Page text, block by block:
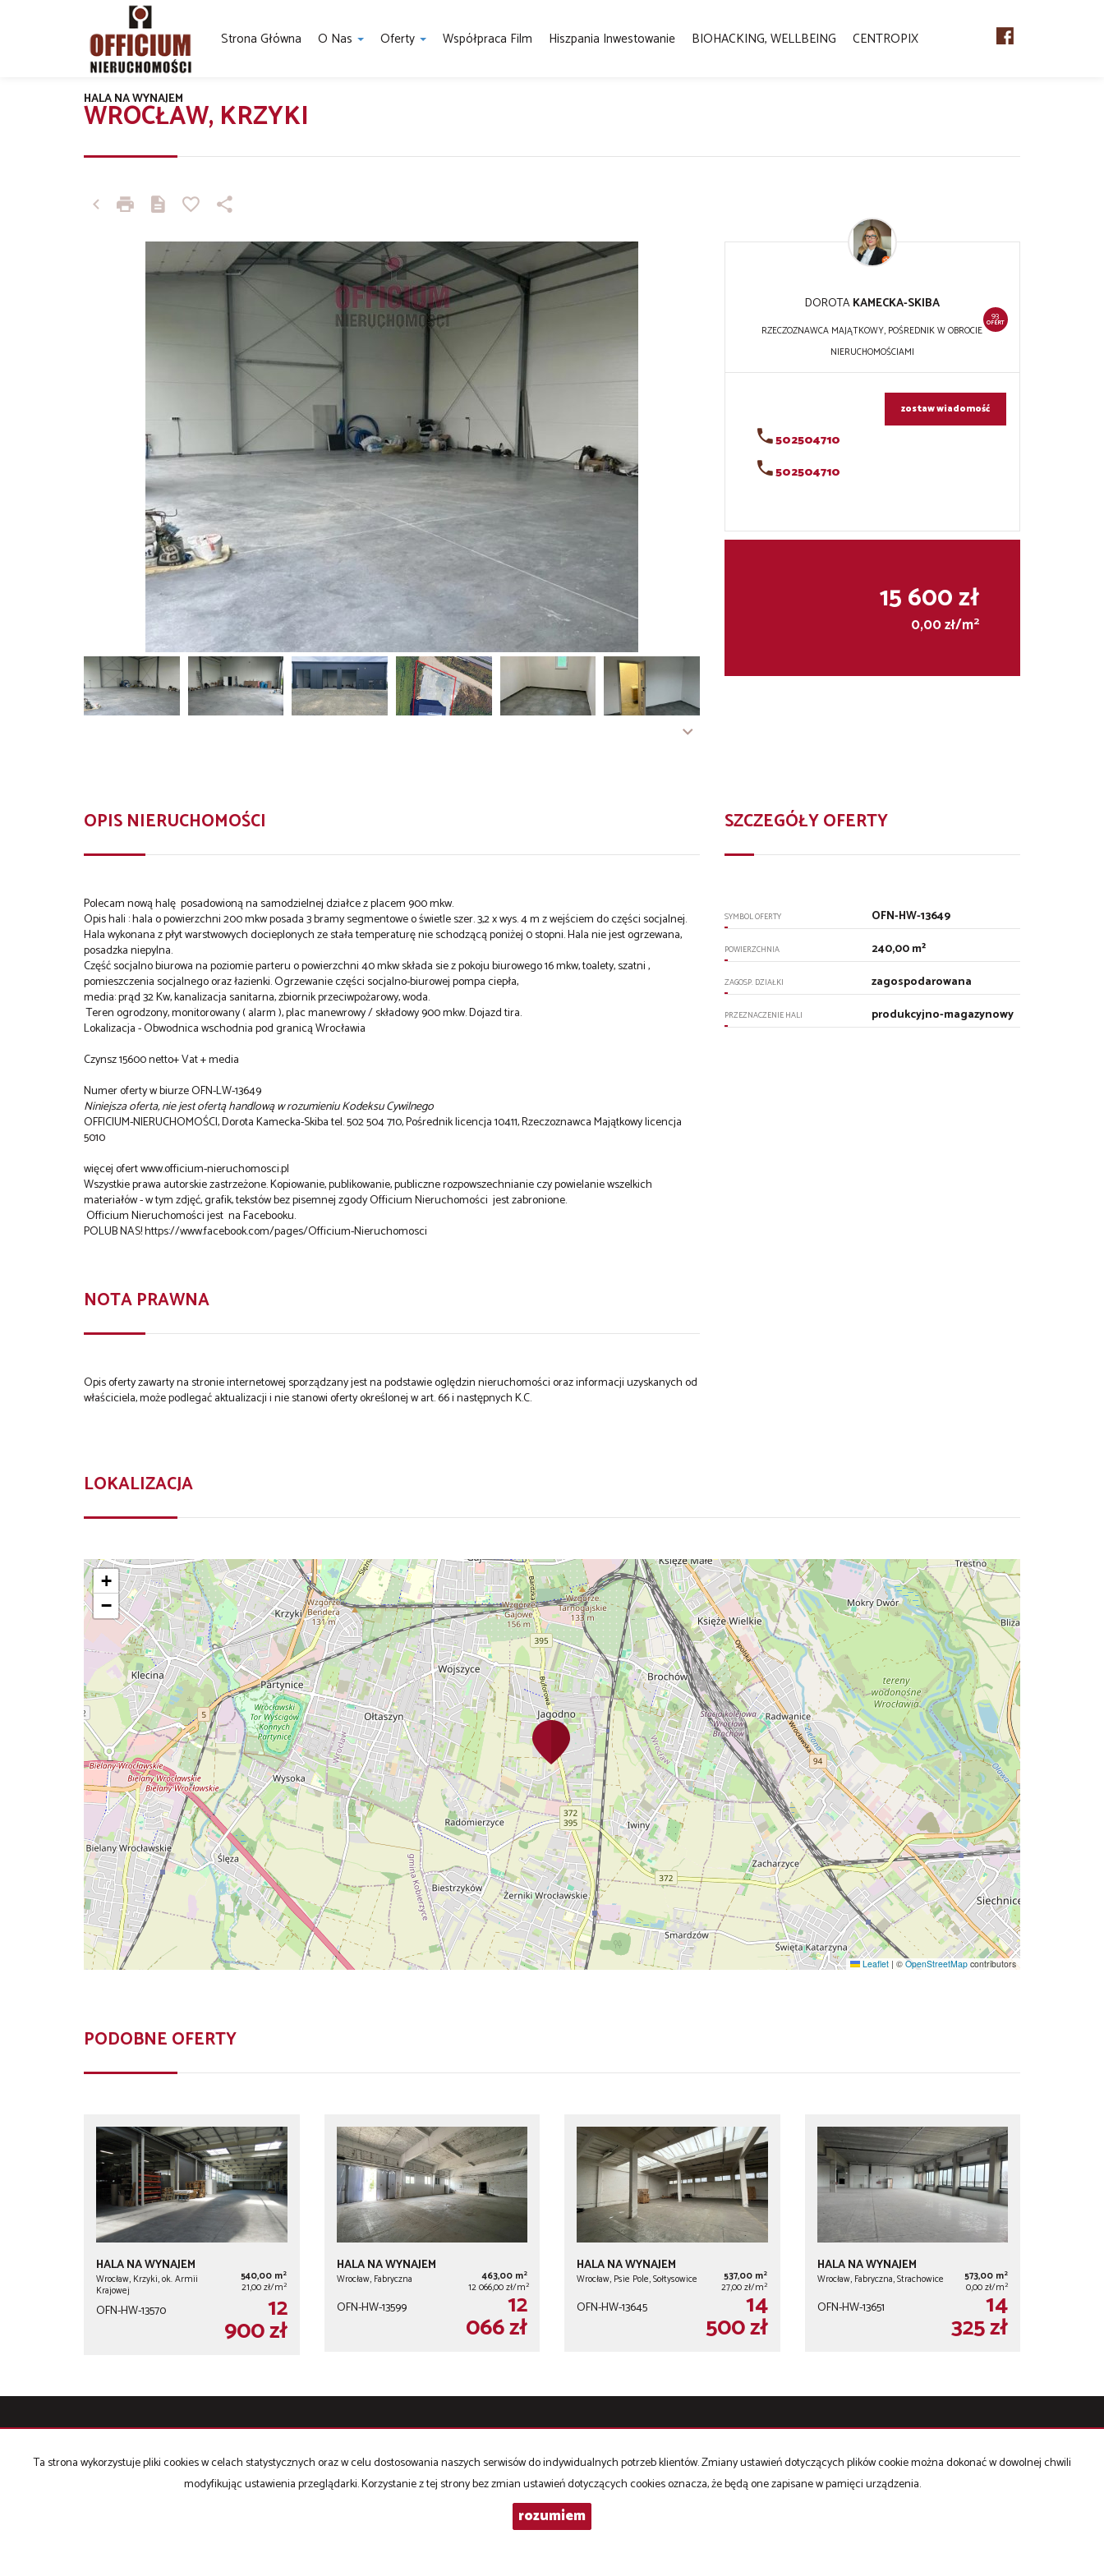
Strona Główna O Nas Oferty Współpraca Film Hiszpania Inwestowanie BIOHACKING, WELLBEING CENTROPIX
WROCŁAW, KRZYKI
HALA NA WYNAJEM
93
OFERT
DOROTAKAMECKA-SKIBA
RZECZOZNAWCA MAJĄTKOWY, POŚREDNIK W OBROCIE
NIERUCHOMOŚCIAMI
502504710
502504710
zostaw wiadomość
15 600 zł
0,00 zł/m2
OPIS NIERUCHOMOŚCI
Polecam nową halę posadowioną na samodzielnej działce z placem 900 mkw.
Opis hali : hala o powierzchni 200 mkw posada 3 bramy segmentowe o świetle szer. 3,2 x wys. 4 m z wejściem do części socjalnej.
Hala wykonana z płyt warstwowych docieplonych ze stała temperaturę nie schodzącą poniżej 0 stopni. Hala nie jest ogrzewana,
posadzka niepylna.
Część socjalno biurowa na poziomie parteru o powierzchni 40 mkw składa sie z pokoju biurowego 16 mkw, toalety, szatni ,
pomieszczenia socjalnego oraz łazienki. Ogrzewanie części socjalno-biurowej pompa ciepła,
media: prąd 32 Kw, kanalizacja sanitarna, zbiornik przeciwpożarowy, woda.
Teren ogrodzony, monitorowany ( alarm ), plac manewrowy / składowy 900 mkw. Dojazd tira.
Lokalizacja - Obwodnica wschodnia pod granicą Wrocławia
Czynsz 15600 netto+ Vat + media
Numer oferty w biurze OFN-LW-13649
Niniejsza oferta, nie jest ofertą handlową w rozumieniu Kodeksu Cywilnego
OFFICIUM-NIERUCHOMOŚCI, Dorota Kamecka-Skiba tel. 502 504 710, Pośrednik licencja 10411, Rzeczoznawca Majątkowy licencja
5010
więcej ofert www.officium-nieruchomosci.pl
Wszystkie prawa autorskie zastrzeżone. Kopiowanie, publikowanie, publiczne rozpowszechnianie czy powielanie wszelkich
materiałów - w tym zdjęć, grafik, tekstów bez pisemnej zgody Officium Nieruchomości jest zabronione.
Officium Nieruchomości jest na Facebooku.
POLUB NAS!https://www.facebook.com/pages/Officium-Nieruchomosci
NOTA PRAWNA
Opis oferty zawarty na stronie internetowej sporządzany jest na podstawie oględzin nieruchomości oraz informacji uzyskanych od
właściciela, może podlegać aktualizacji i nie stanowi oferty określonej w art. 66 i następnych K.C.
SZCZEGÓŁY OFERTY
SYMBOL OFERTY OFN-HW-13649
POWIERZCHNIA 240,00 m²
ZAGOSP. DZIAŁKI zagospodarowana
PRZEZNACZENIE HALI produkcyjno-magazynowy
LOKALIZACJA
+
−
Leaflet | © OpenStreetMap contributors
PODOBNE OFERTY
HALA NA WYNAJEM
Wrocław, Krzyki, ok. Armii
Krajowej
540,00 m2
21,00 zł/m2
OFN-HW-13570 12
900 zł
HALA NA WYNAJEM
Wrocław, Fabryczna 463,00 m2
12 066,00 zł/m2
OFN-HW-13599 12
066 zł
HALA NA WYNAJEM
Wrocław, Psie Pole, Sołtysowice 537,00 m2
27,00 zł/m2
OFN-HW-13645 14
500 zł
HALA NA WYNAJEM
Wrocław, Fabryczna, Strachowice 573,00 m2
0,00 zł/m2
OFN-HW-13651 14
325 zł
Halena wynajem
KLOUD, LUMAFLEX wynajem od 2 - 6
tygodni
Domyna sprzedaż
Działkina sprzedaż
Halena sprzedaż
Ta strona wykorzystuje pliki cookies w celach statystycznych oraz w celu dostosowania naszych serwisów do indywidualnych potrzeb klientów. Zmiany ustawień dotyczących plików cookie można dokonać w dowolnej chwili
modyfikując ustawienia przeglądarki. Korzystanie z tej strony bez zmian ustawień dotyczących cookies oznacza, że będą one zapisane w pamięci urządzenia.
rozumiem